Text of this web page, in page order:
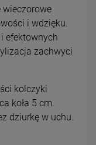
wieczorowe
i wdzięku.
efektownych
zachwyci
kolczyki
koła 5 cm.
dziurkę w uchu.